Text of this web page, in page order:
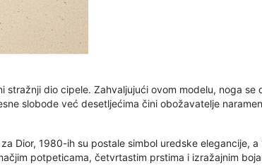
dio cipele. Zahvaljujući ovom modelu, noga se
slobode već desetljećima čini obožavatelje
Dior, 1980-ih su postale simbol uredske elegancije,
potpeticama, četvrtastim prstima i izražajnim